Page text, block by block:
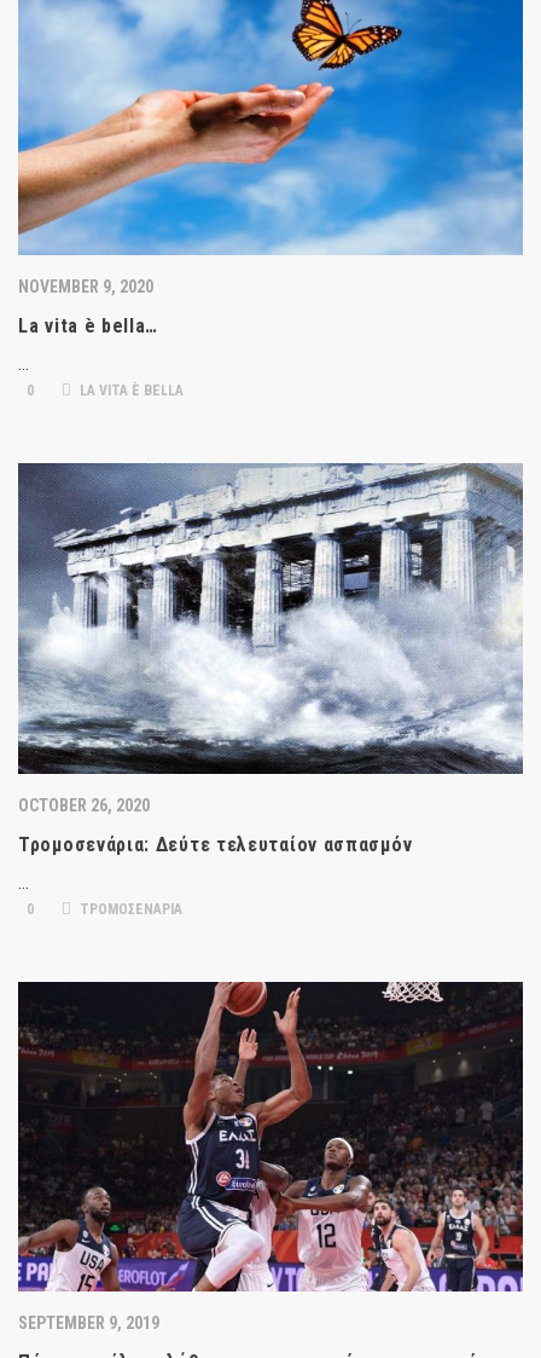
NOVEMBER 9, 2020
La vita è bella…
…
0 LA VITA È BELLA
OCTOBER 26, 2020
Τρομοσενάρια: Δεύτε τελευταίον ασπασμόν
…
0 ΤΡΟΜΟΣΕΝΑΡΙΑ
SEPTEMBER 9, 2019